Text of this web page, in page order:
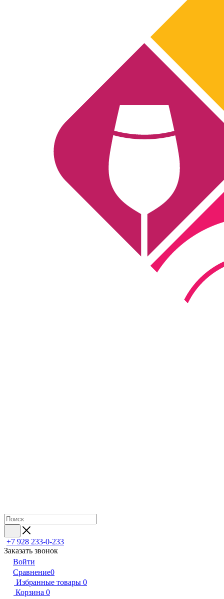
+7 928 233-0-233
Заказать звонок
Войти
Сравнение0
Избранные товары 0
Корзина 0